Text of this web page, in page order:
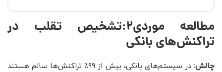
مطالعه موردی2:تشخیص تقلب در
تراکنش‌های بانکی
چالش:
در سیستم‌های بانکی، بیش از ۹۹٪ تراکنش‌ها سالم هستند